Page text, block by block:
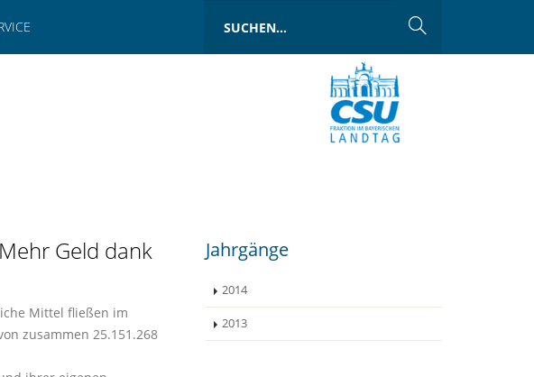
Geld dank
Mittel fließen im
zusammen 25.151.268
Jahrgänge
2014
2013